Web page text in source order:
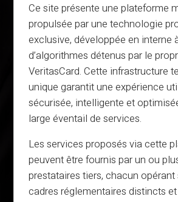
Ce site présente une plateforme
propulsée par une technologie
exclusive, développée en interne
d’algorithmes détenus par le
VeritasCard. Cette infrastructure
unique garantit une expérience
sécurisée, intelligente et
large éventail de services.
Les services proposés via cette
peuvent être fournis par un ou
prestataires tiers, chacun opérant
cadres réglementaires distincts